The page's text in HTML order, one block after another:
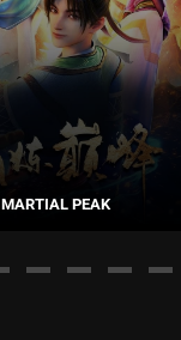
MARTIAL PEAK